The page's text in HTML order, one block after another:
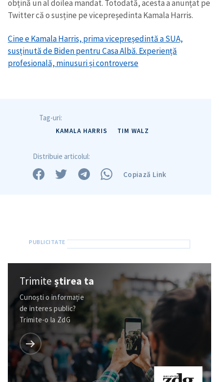
obțină un al doilea mandat. Totodată, acesta a anunțat pe
Twitter că o susține pe vicepreședinta Kamala Harris.
Cine e Kamala Harris, prima vicepreședintă a SUA,
susținută de Biden pentru Casa Albă. Experiență
profesională, minusuri și controverse
Tag-uri:
KAMALA HARRIS TIM WALZ
Distribuie articolul:
Copiază Link
Trimiteștirea ta
Cunoști o informație
de interes public?
Trimite-o la ZdG